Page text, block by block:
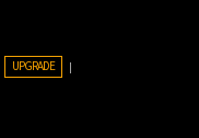
UPGRADE